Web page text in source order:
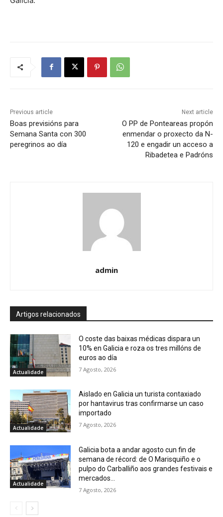
Previous article
Boas previsións para
Semana Santa con 300
peregrinos ao día
Next article
O PP de Ponteareas propón
enmendar o proxecto da N-
120 e engadir un acceso a
Ribadetea e Padróns
admin
Artigos relacionados
Actualidade
O coste das baixas médicas dispara un
10% en Galicia e roza os tres millóns de
euros ao día
7 Agosto, 2026
Actualidade
Aislado en Galicia un turista contaxiado
por hantavirus tras confirmarse un caso
importado
7 Agosto, 2026
Actualidade
Galicia bota a andar agosto cun fin de
semana de récord: de O Marisquiño e o
pulpo do Carballiño aos grandes festivais e
mercados...
7 Agosto, 2026